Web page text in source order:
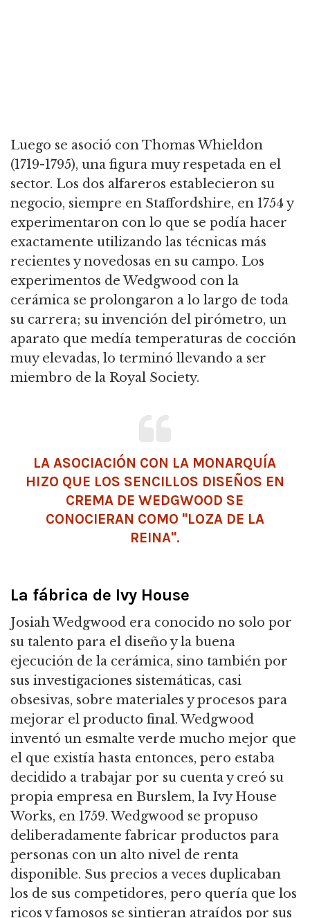
Luego se asoció con Thomas Whieldon
(1719-1795), una figura muy respetada en el
sector. Los dos alfareros establecieron su
negocio, siempre en Staffordshire, en 1754 y
experimentaron con lo que se podía hacer
exactamente utilizando las técnicas más
recientes y novedosas en su campo. Los
experimentos de Wedgwood con la
cerámica se prolongaron a lo largo de toda
su carrera; su invención del pirómetro, un
aparato que medía temperaturas de cocción
muy elevadas, lo terminó llevando a ser
miembro de la Royal Society.
LA ASOCIACIÓN CON LA MONARQUÍA
HIZO QUE LOS SENCILLOS DISEÑOS EN
CREMA DE WEDGWOOD SE
CONOCIERAN COMO "LOZA DE LA
REINA".
La fábrica de Ivy House
Josiah Wedgwood era conocido no solo por
su talento para el diseño y la buena
ejecución de la cerámica, sino también por
sus investigaciones sistemáticas, casi
obsesivas, sobre materiales y procesos para
mejorar el producto final. Wedgwood
inventó un esmalte verde mucho mejor que
el que existía hasta entonces, pero estaba
decidido a trabajar por su cuenta y creó su
propia empresa en Burslem, la Ivy House
Works, en 1759. Wedgwood se propuso
deliberadamente fabricar productos para
personas con un alto nivel de renta
disponible. Sus precios a veces duplicaban
los de sus competidores, pero quería que los
ricos y famosos se sintieran atraídos por sus